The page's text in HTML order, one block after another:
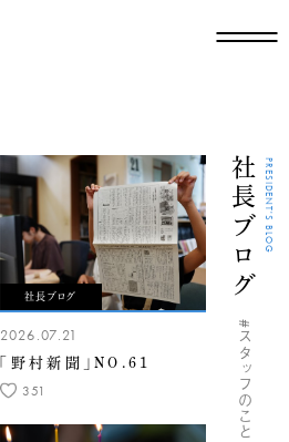
社長ブログPRESIDENT'S BLOG
#スタッフのこと
社長ブログ
2026.07.21
「野村新聞」NO.61
351